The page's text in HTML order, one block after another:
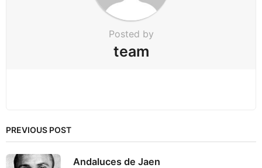
Posted by
team
PREVIOUS POST
Andaluces de Jaen